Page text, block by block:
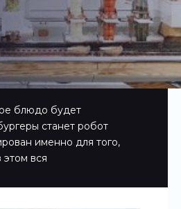
блюдо будет
станет робот
именно для того,
вся